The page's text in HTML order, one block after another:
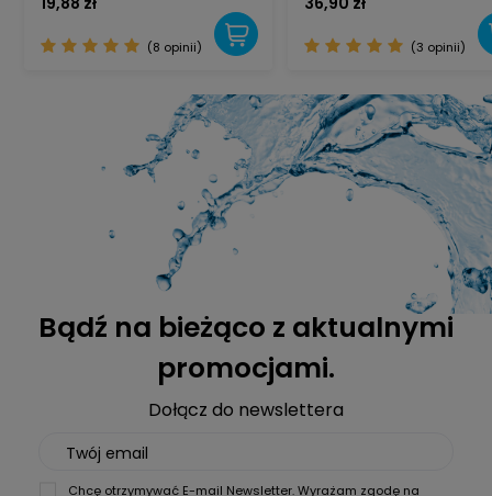
polipropylenowy włókninowy
(8 opinii) (3 opinii)
Bądź na bieżąco z aktualnymi
promocjami.
Dołącz do newslettera
Twój email
Chcę otrzymywać E-mail Newsletter. Wyrażam zgodę na